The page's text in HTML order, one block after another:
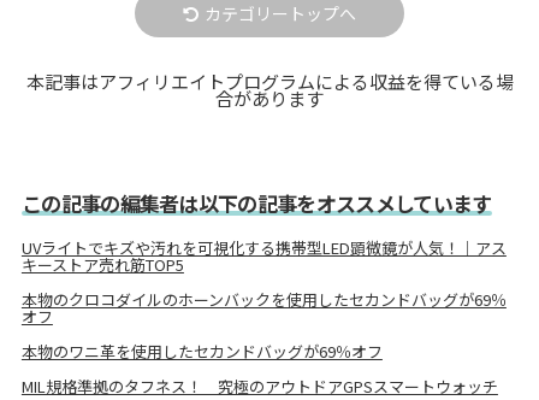
カテゴリートップへ
本記事はアフィリエイトプログラムによる収益を得ている場
合があります
この記事の編集者は以下の記事をオススメしています
UVライトでキズや汚れを可視化する携帯型LED顕微鏡が人気！｜アス
キーストア売れ筋TOP5
本物のクロコダイルのホーンバックを使用したセカンドバッグが69％
オフ
本物のワニ革を使用したセカンドバッグが69％オフ
MIL規格準拠のタフネス！ 究極のアウトドアGPSスマートウォッチ